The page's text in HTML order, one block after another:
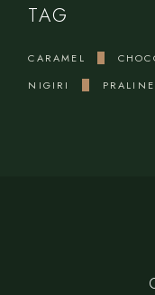
TAG
CARAMEL
NIGIRI